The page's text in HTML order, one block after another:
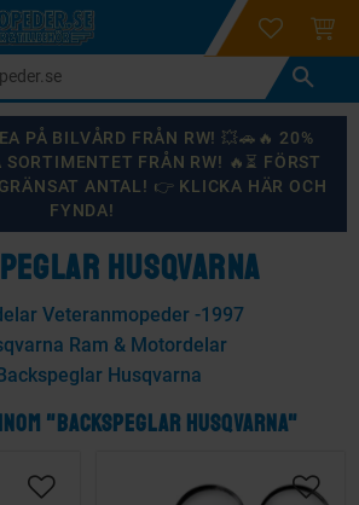
login
PÅ BILVÅRD FRÅN RW! 💥🚗🔥 20%
FRÅN RW! 🔥⏳ FÖRST
ANTAL! 👉 KLICKA HÄR OCH
FYNDA!
HUSQVARNA
Veteranmopeder -1997
Ram & Motordelar
Husqvarna
"BACKSPEGLAR HUSQVARNA"